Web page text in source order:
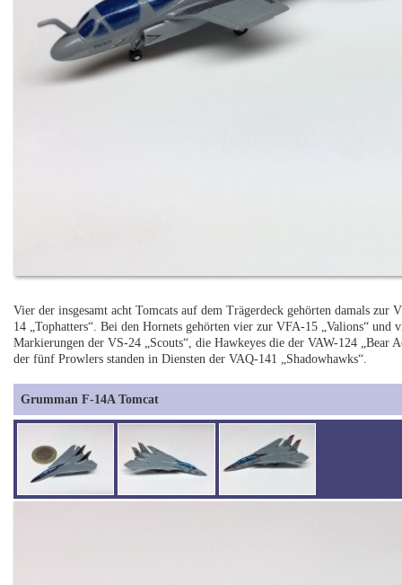
Vier der insgesamt acht Tomcats auf dem Trägerdeck gehörten damals
14 „Tophatters“. Bei den Hornets gehörten vier zur VFA-15 „Valions“
Markierungen der VS-24 „Scouts“, die Hawkeyes die der VAW-124 „Bear
der fünf Prowlers standen in Diensten der VAQ-141 „Shadowhawks“.
Grumman F-14A Tomcat